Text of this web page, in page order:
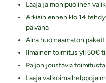
Laaja ja monipuolinen
Arkisin ennen klo 14
päivänä
Aina huomaamaton paketti
Ilmainen toimitus yli 60€
Paljon joustavia
Laaja valikoima helppoja